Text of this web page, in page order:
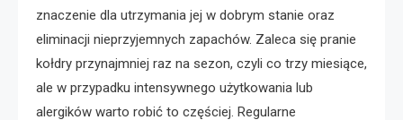
znaczenie dla utrzymania jej w dobrym stanie oraz
eliminacji nieprzyjemnych zapachów. Zaleca się pranie
kołdry przynajmniej raz na sezon, czyli co trzy miesiące,
ale w przypadku intensywnego użytkowania lub
alergików warto robić to częściej. Regularne